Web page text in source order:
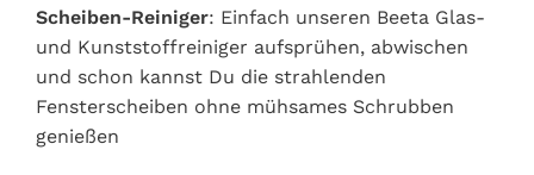
Scheiben-Reiniger: Einfach unseren Beeta Glas-
und Kunststoffreiniger aufsprühen, abwischen
und schon kannst Du die strahlenden
Fensterscheiben ohne mühsames Schrubben
genießen